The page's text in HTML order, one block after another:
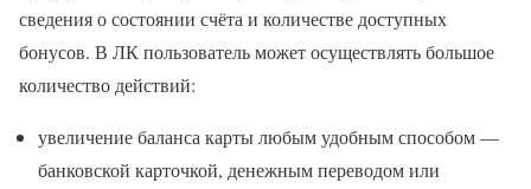
сведения о состоянии счёта и количестве доступных
бонусов. В ЛК пользователь может осуществлять большое
количество действий:
увеличение баланса карты любым удобным способом —
банковской карточкой, денежным переводом или